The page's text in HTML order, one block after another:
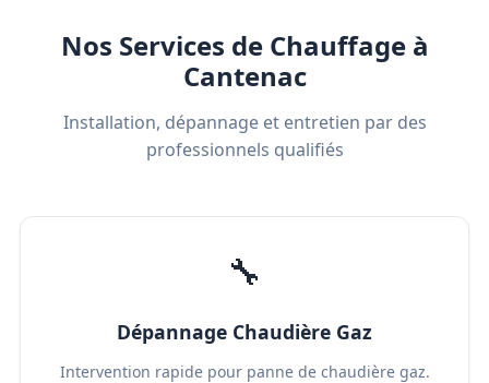
Nos Services de Chauffage à
Cantenac
Installation, dépannage et entretien par des
professionnels qualifiés
🔧
Dépannage Chaudière Gaz
Intervention rapide pour panne de chaudière gaz.